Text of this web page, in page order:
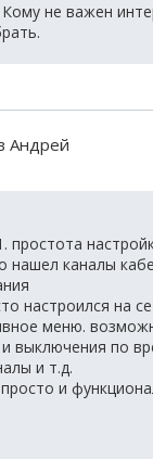
Кому не важен
Андрей
простота
нашел каналы
настроился на
меню.
выключения по
и т.д.
и